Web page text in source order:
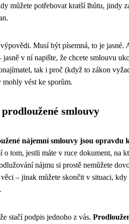
můžete potřebovat kratší lhůtu, jindy
Musí být písemná, to je jasné.
v ní napište, že chcete smlouvu
tak i proč (když to zákon
mohly vést ke sporům.
smlouvy
nájemní smlouvy jsou opravdu
o tom, jestli máte v ruce dokument, na
nájmu si prostě nemůžete
– jinak můžete skončit v situaci, kdy
stačí podpis jednoho z vás.